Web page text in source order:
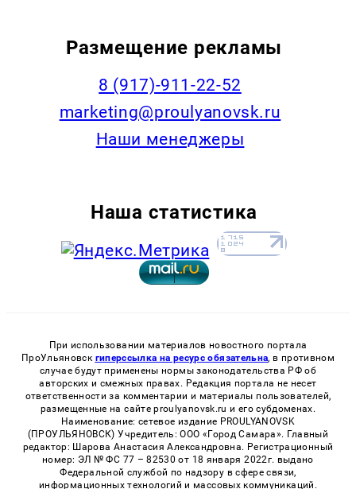
Размещение рекламы
8 (917)-911-22-52
marketing@proulyanovsk.ru
Наши менеджеры
Наша статистика
При использовании материалов новостного портала
ПроУльяновск гиперссылка на ресурс обязательна, в противном
случае будут применены нормы законодательства РФ об
авторских и смежных правах. Редакция портала не несет
ответственности за комментарии и материалы пользователей,
размещенные на сайте proulyanovsk.ru и его субдоменах.
Наименование: сетевое издание PROULYANOVSK
(ПРОУЛЬЯНОВСК) Учредитель: ООО «Город Самара». Главный
редактор: Шарова Анастасия Александровна. Регистрационный
номер: ЭЛ № ФС 77 – 82530 от 18 января 2022г. выдано
Федеральной службой по надзору в сфере связи,
информационных технологий и массовых коммуникаций.